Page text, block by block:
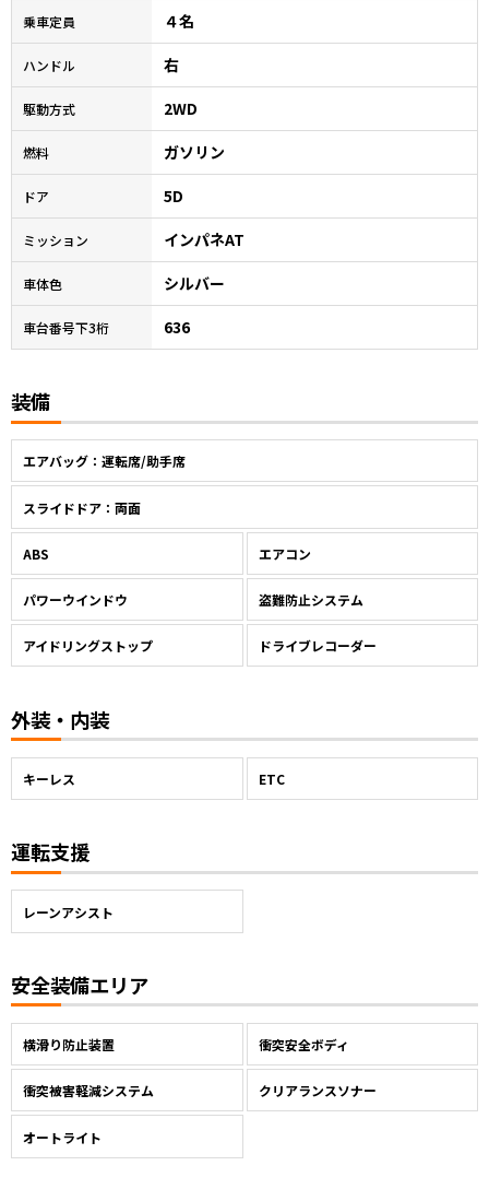
乗車定員 ４名
ハンドル 右
駆動方式 2WD
燃料 ガソリン
ドア 5D
ミッション インパネAT
車体色 シルバー
車台番号下3桁 636
装備
エアバッグ：運転席/助手席
スライドドア：両面
ABS エアコン
パワーウインドウ 盗難防止システム
アイドリングストップ ドライブレコーダー
外装・内装
キーレス ETC
運転支援
レーンアシスト
安全装備エリア
横滑り防止装置 衝突安全ボディ
衝突被害軽減システム クリアランスソナー
オートライト